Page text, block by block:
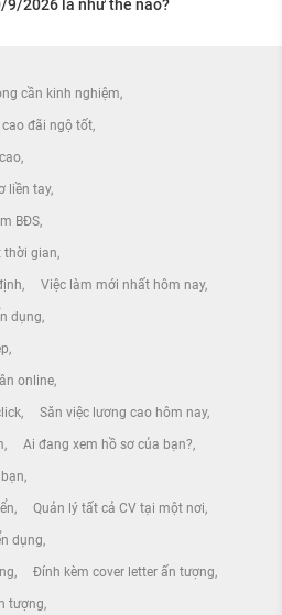
9/2026 là như thế nào?
cần kinh nghiệm
đãi ngộ tốt
liền tay
BĐS
thời gian
Việc làm mới nhất hôm nay
dụng
online
Săn việc lương cao hôm nay
Ai đang xem hồ sơ của bạn?
Quản lý tất cả CV tại một nơi
dụng
Đính kèm cover letter ấn tượng
tượng